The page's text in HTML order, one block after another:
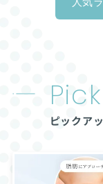
ピックア